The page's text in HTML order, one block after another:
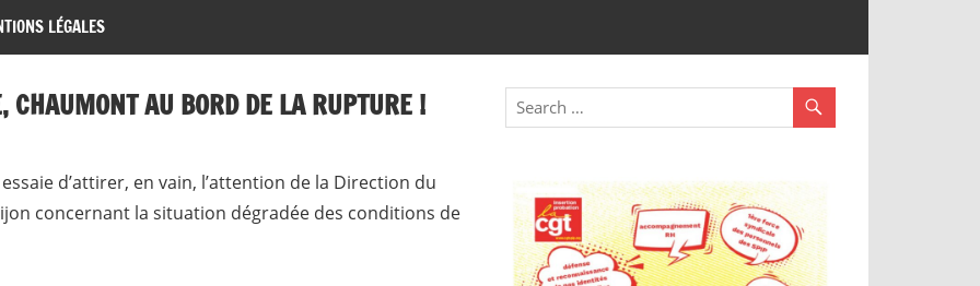
LÉGALES
AU BORD DE LA RUPTURE !
d’attirer, en vain, l’attention de la Direction du
concernant la situation dégradée des conditions de